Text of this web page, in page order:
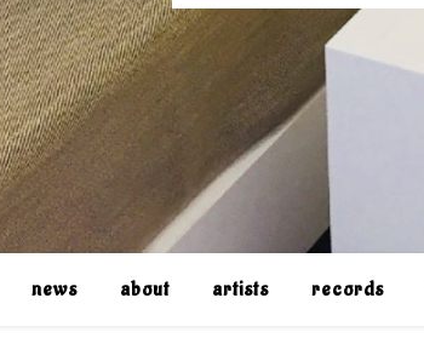
news about artists records